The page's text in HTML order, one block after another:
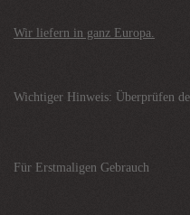
Wir liefern in ganz Europa.
Wichtiger Hinweis: Überprüfen
Für Erstmaligen Gebrauch